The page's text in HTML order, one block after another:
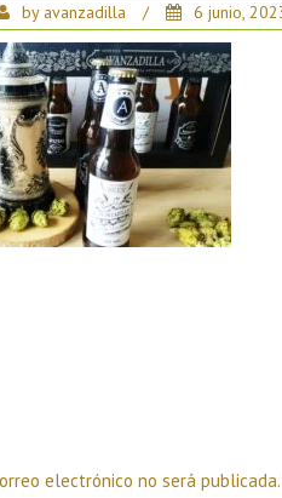
by avanzadilla / 6 junio,
electrónico no será publicada.